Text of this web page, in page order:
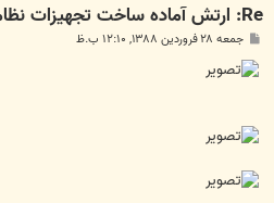
Re: ارتش آماده ساخت تجهيزات نظامي با كشورهاي دوست است
ت
جمعه ۲۸ فروردین ۱۳۸۸, ۱۲:۱۰ ب.ظ